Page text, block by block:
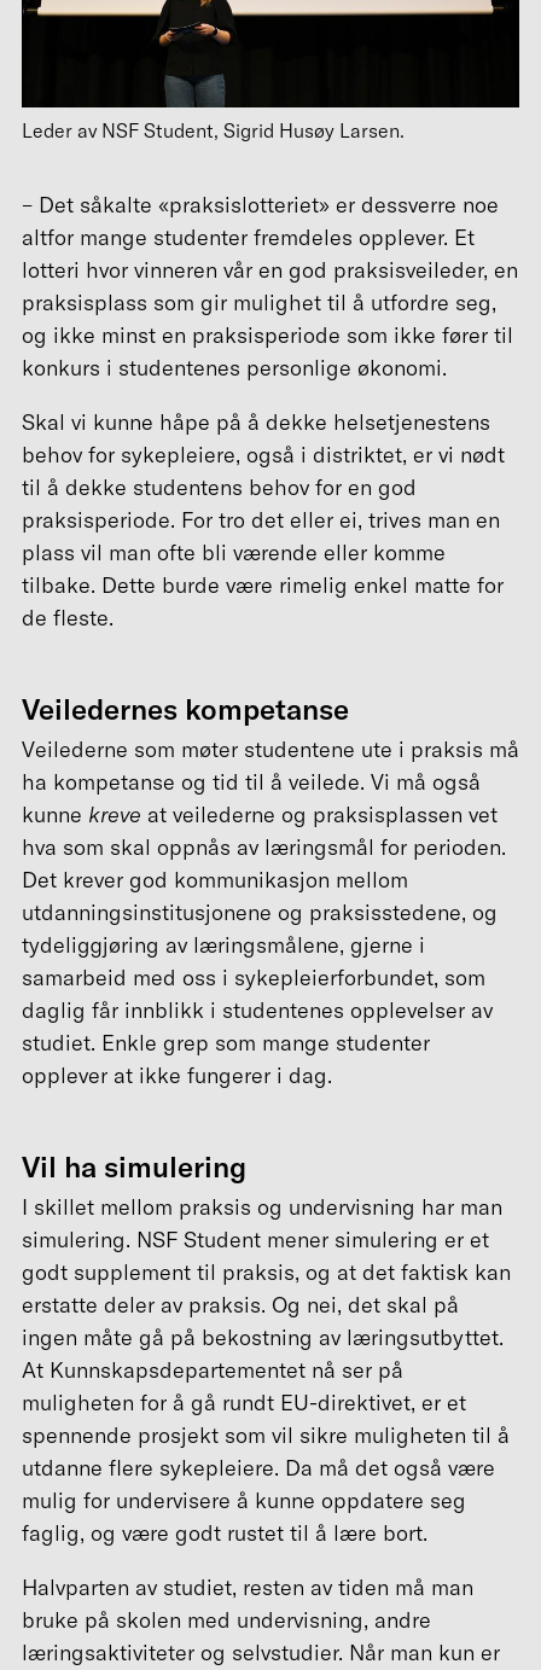
Leder av NSF Student, Sigrid Husøy Larsen.
– Det såkalte «praksislotteriet» er dessverre noe
altfor mange studenter fremdeles opplever. Et
lotteri hvor vinneren vår en god praksisveileder, en
praksisplass som gir mulighet til å utfordre seg,
og ikke minst en praksisperiode som ikke fører til
konkurs i studentenes personlige økonomi.
Skal vi kunne håpe på å dekke helsetjenestens
behov for sykepleiere, også i distriktet, er vi nødt
til å dekke studentens behov for en god
praksisperiode. For tro det eller ei, trives man en
plass vil man ofte bli værende eller komme
tilbake. Dette burde være rimelig enkel matte for
de fleste.
Veiledernes kompetanse
Veilederne som møter studentene ute i praksis må
ha kompetanse og tid til å veilede. Vi må også
kunne kreve at veilederne og praksisplassen vet
hva som skal oppnås av læringsmål for perioden.
Det krever god kommunikasjon mellom
utdanningsinstitusjonene og praksisstedene, og
tydeliggjøring av læringsmålene, gjerne i
samarbeid med oss i sykepleierforbundet, som
daglig får innblikk i studentenes opplevelser av
studiet. Enkle grep som mange studenter
opplever at ikke fungerer i dag.
Vil ha simulering
I skillet mellom praksis og undervisning har man
simulering. NSF Student mener simulering er et
godt supplement til praksis, og at det faktisk kan
erstatte deler av praksis. Og nei, det skal på
ingen måte gå på bekostning av læringsutbyttet.
At Kunnskapsdepartementet nå ser på
muligheten for å gå rundt EU-direktivet, er et
spennende prosjekt som vil sikre muligheten til å
utdanne flere sykepleiere. Da må det også være
mulig for undervisere å kunne oppdatere seg
faglig, og være godt rustet til å lære bort.
Halvparten av studiet, resten av tiden må man
bruke på skolen med undervisning, andre
læringsaktiviteter og selvstudier. Når man kun er